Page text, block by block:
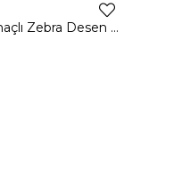
İnce Askılı Önden Yırtmaçlı Zebra Desen Citlali Kadın Renkli Elbise 22Y000068